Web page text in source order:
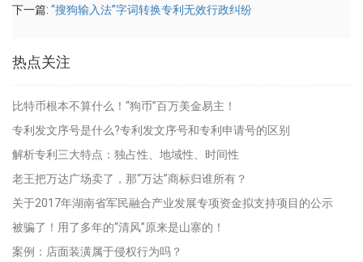
下一篇: “搜狗输入法”字词转换专利无效行政纠纷
热点关注
比特币根本不算什么！“狗币”百万美金易主！
专利发文序号是什么?专利发文序号和专利申请号的区别
解析专利三大特点：独占性、地域性、时间性
老王把万达广场卖了，那“万达”商标归谁所有？
关于2017年湖南省军民融合产业发展专项资金拟支持项目的公示
被骗了！用了多年的“清风”原来是山寨的！
案例：店面装潢属于侵权行为吗？